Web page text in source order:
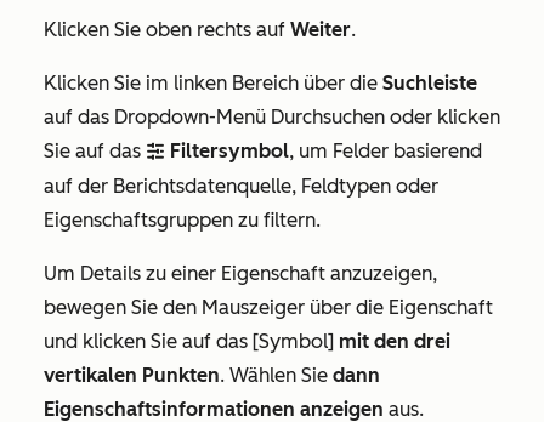
Klicken Sie oben rechts auf Weiter.
Klicken Sie im linken Bereich über die Suchleiste
auf das Dropdown-Menü Durchsuchen oder klicken
Sie auf das filter Filtersymbol, um Felder basierend
auf der Berichtsdatenquelle, Feldtypen oder
Eigenschaftsgruppen zu filtern.
Um Details zu einer Eigenschaft anzuzeigen,
bewegen Sie den Mauszeiger über die Eigenschaft
und klicken Sie auf das [Symbol] mit den drei
vertikalen Punkten. Wählen Sie dann
Eigenschaftsinformationen anzeigen aus.